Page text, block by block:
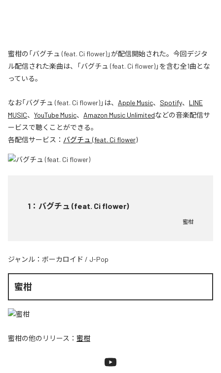
蜜柑の「バグチュ (feat. Ci flower)」が配信開始された。今回デジタ
ル配信された楽曲は、「バグチュ (feat. Ci flower)」を含む全1曲とな
っている。
なお「バグチュ (feat. Ci flower)」は、 Apple Music、 Spotify、 LINE
MUSIC、 YouTube Music、 Amazon Music Unlimitedなどの音楽配信サ
ービスで聴くことができる。
各配信サービス： バグチュ (feat. Ci flower)
1 ： バグチュ (feat. Ci flower)
蜜柑
ジャンル： ボーカロイド / J-Pop
蜜柑
蜜柑の他のリリース： 蜜柑